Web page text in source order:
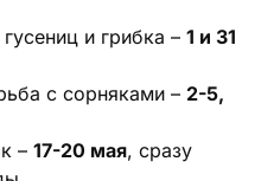
и грибка – 1 и 31
с сорняками – 2-5,
– 17-20 мая, сразу